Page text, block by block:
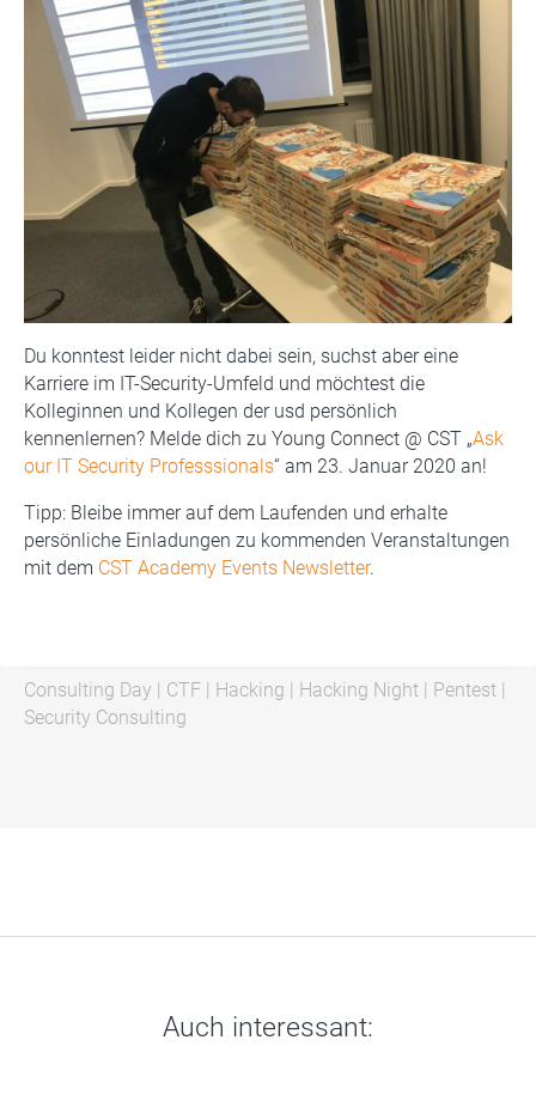
Du konntest leider nicht dabei sein, suchst aber eine
Karriere im IT-Security-Umfeld und möchtest die
Kolleginnen und Kollegen der usd persönlich
kennenlernen? Melde dich zu Young Connect @ CST „Ask
our IT Security Professsionals“ am 23. Januar 2020 an!
Tipp: Bleibe immer auf dem Laufenden und erhalte
persönliche Einladungen zu kommenden Veranstaltungen
mit dem CST Academy Events Newsletter.
Consulting Day | CTF | Hacking | Hacking Night | Pentest |
Security Consulting
Auch interessant: